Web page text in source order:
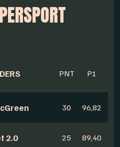
PNT P1
30 96,82
2.0 25 89,40